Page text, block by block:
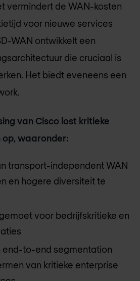
vermindert de WAN-kosten
voor nieuwe services
WAN ontwikkelt een
die cruciaal is
Het biedt eveneens een
van Cisco lost kritieke
waaronder:
transport-independent WAN
en hogere diversiteit te
voor bedrijfskritieke en
end-to-end segmentation
van kritieke enterprise